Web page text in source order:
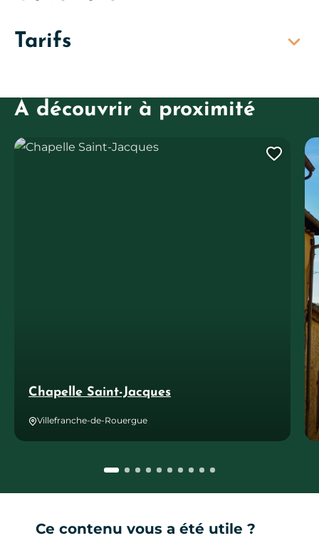
Tarifs
À découvrir à proximité
Chapelle Saint-Jacques
Villefranche-de-Rouergue
Chapelle Saint-Jacques
Ce contenu vous a été utile ?